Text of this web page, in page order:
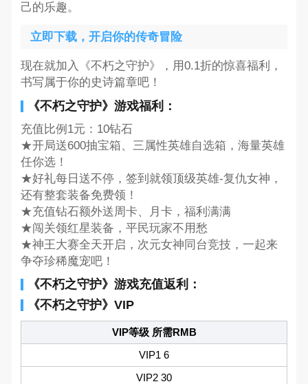
己的乐趣。
立即下载，开启你的传奇冒险
现在就加入《不朽之守护》，用0.1折的惊喜福利，
书写属于你的史诗篇章吧！
《不朽之守护》游戏福利：
充值比例1元：10钻石
★开局送600抽宝箱、三属性英雄自选箱，海量英雄
任你选！
★好礼每日送不停，签到就领顶级英雄-复仇女神，
还有整套装备免费领！
★充值钻石额外送周卡、月卡，福利满满
★闯关领红星装备，平民玩家不用愁
★神王大赛全天开启，次元女神同台竞技，一起来
争夺珍稀魔宠吧！
《不朽之守护》游戏充值返利：
《不朽之守护》VIP
VIP等级 所需RMB
VIP1 6
VIP2 30